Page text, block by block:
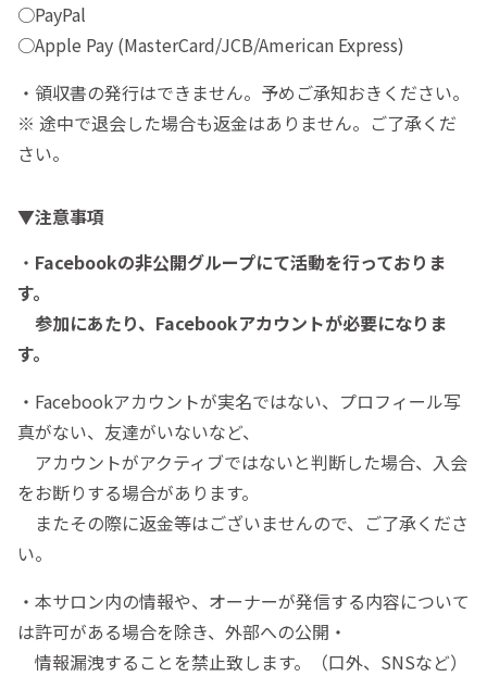
○PayPal
○Apple Pay (MasterCard/JCB/American Express)
・領収書の発行はできません。予めご承知おきください。
※ 途中で退会した場合も返金はありません。ご了承くだ
さい。
▼注意事項
・ Facebookの非公開グループにて活動を行っておりま
す。
参加にあたり、Facebookアカウントが必要になりま
す。
・Facebookアカウントが実名ではない、プロフィール写
真がない、友達がいないなど、
アカウントがアクティブではないと判断した場合、入会
をお断りする場合があります。
またその際に返金等はございませんので、ご了承くださ
い。
・本サロン内の情報や、オーナーが発信する内容について
は許可がある場合を除き、外部への公開・
情報漏洩することを禁止致します。（口外、SNSなど）